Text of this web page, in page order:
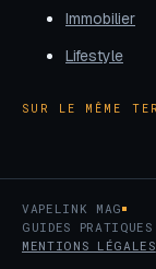
Immobilier
Lifestyle
SUR LE MÊME
VAPELINK MAG
GUIDES
MENTIONS LÉGALES